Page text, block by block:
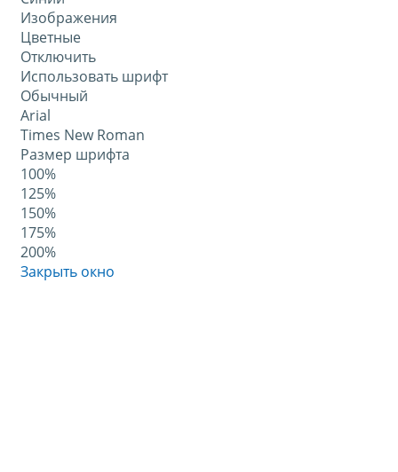
Изображения
Цветные
Отключить
Использовать шрифт
Обычный
Arial
Times New Roman
Размер шрифта
100%
125%
150%
175%
200%
Закрыть окно